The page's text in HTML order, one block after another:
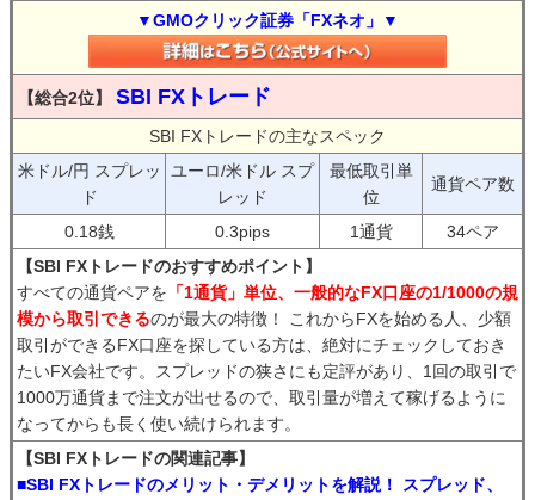
▼GMOクリック証券「FXネオ」▼
【総合2位】 SBI FXトレード
SBI FXトレードの主なスペック
米ドル/円 スプレッ
ド
ユーロ/米ドル スプ
レッド
最低取引単
位
通貨ペア数
0.18銭 0.3pips 1通貨
34ペア
【SBI FXトレードのおすすめポイント】
すべての通貨ペアを 「1通貨」単位、一般的なFX口座の1/1000の規
模から取引できるのが最大の特徴！ これからFXを始める人、少額
取引ができるFX口座を探している方は、絶対にチェックしておき
たいFX会社です。スプレッドの狭さにも定評があり、1回の取引で
1000万通貨まで注文が出せるので、取引量が増えて稼げるように
なってからも長く使い続けられます。
【SBI FXトレードの関連記事】
■SBI FXトレードのメリット・デメリットを解説！ スプレッド、